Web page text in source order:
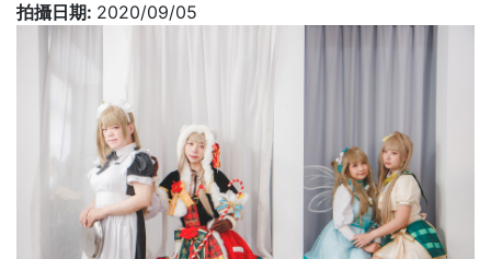
拍攝日期: 2020/09/05